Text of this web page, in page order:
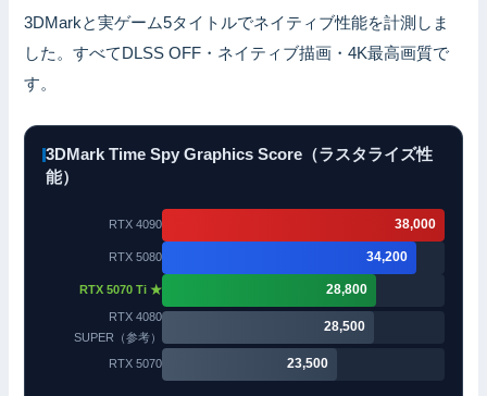
3DMarkと実ゲーム5タイトルでネイティブ性能を計測しま
した。すべてDLSS OFF・ネイティブ描画・4K最高画質で
す。
3DMark Time Spy Graphics Score（ラスタライズ性
能）
RTX 4090 38,000
RTX 5080 34,200
RTX 5070 Ti ★ 28,800
RTX 4080
SUPER（参考）
28,500
RTX 5070 23,500